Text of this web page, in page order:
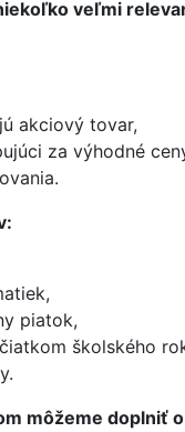
veľmi
akciový tovar,
za výhodné
piatok,
školského
môžeme doplniť